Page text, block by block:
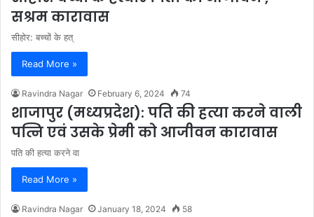
सश्रम कारावास
सीहोर: बच्चों के हत्
Read More »
Ravindra Nagar February 6, 2024 74
शाजापुर (मध्यप्रदेश): पति की हत्या करने वाली
पत्नि एवं उसके प्रेमी को आजीवन कारावास
पति की हत्या करने वा
Read More »
Ravindra Nagar January 18, 2024 58